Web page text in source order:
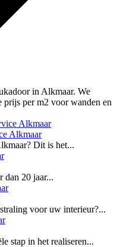
Alkmaar
Dit is het...
dan 20 jaar...
voor uw interieur?...
stap in het realiseren...